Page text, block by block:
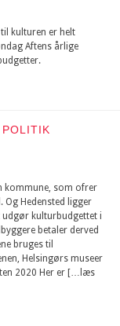
kulturen er helt
Aftens årlige
POLITIK
kommune, som ofrer
Hedensted ligger
udgør kulturbudgettet i
betaler derved
bruges til
Helsingørs museer
2020 Her er […læs